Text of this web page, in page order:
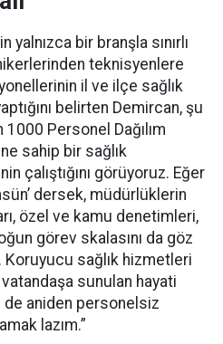
bir branşla sınırlı
teknisyenlere
il ve ilçe sağlık
belirten Demircan, şu
1000 Personel Dağılım
sahip bir sağlık
çalıştığını görüyoruz. Eğer
dersek, müdürlüklerin
özel ve kamu denetimleri,
görev skalasını da göz
sağlık hizmetleri
sunulan hayati
aniden personelsiz
lazım.”